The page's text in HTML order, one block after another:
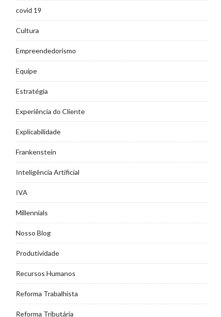
covid 19
Cultura
Empreendedorismo
Equipe
Estratégia
Experiência do Cliente
Explicabilidade
Frankenstein
Inteligência Artificial
IVA
Millennials
Nosso Blog
Produtividade
Recursos Humanos
Reforma Trabalhista
Reforma Tributária